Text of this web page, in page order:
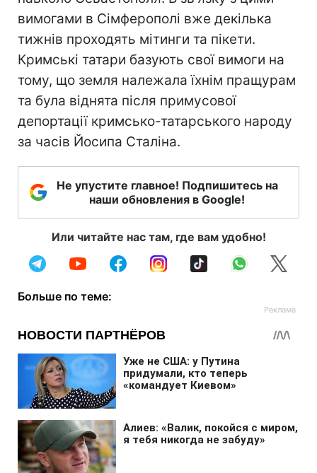
вимогами в Сімферополі вже декілька
тижнів проходять мітинги та пікети.
Кримські татари базують свої вимоги на
тому, що земля належала їхнім пращурам
та була віднята після примусової
депортації кримсько-татарського народу
за часів Йосипа Сталіна.
Не упустите главное! Подпишитесь на
наши обновления в Google!
Или читайте нас там, где вам удобно!
Больше по теме: